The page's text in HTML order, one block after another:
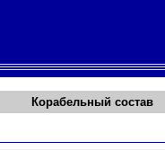
Корабельный состав